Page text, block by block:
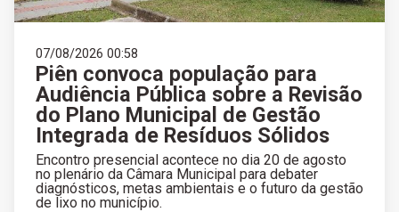
07/08/2026 00:58
Piên convoca população para
Audiência Pública sobre a Revisão
do Plano Municipal de Gestão
Integrada de Resíduos Sólidos
Encontro presencial acontece no dia 20 de agosto
no plenário da Câmara Municipal para debater
diagnósticos, metas ambientais e o futuro da gestão
de lixo no município.